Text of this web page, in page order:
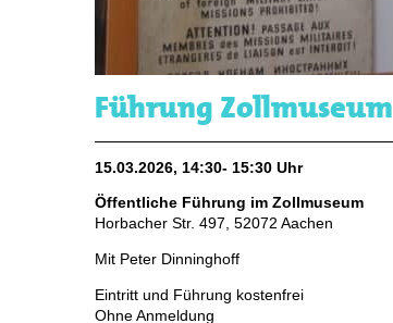
Führung Zollmuseum
15.03.2026, 14:30- 15:30 Uhr
Öffentliche Führung im Zollmuseum
Horbacher Str. 497, 52072 Aachen
Mit Peter Dinninghoff
Eintritt und Führung kostenfrei
Ohne Anmeldung